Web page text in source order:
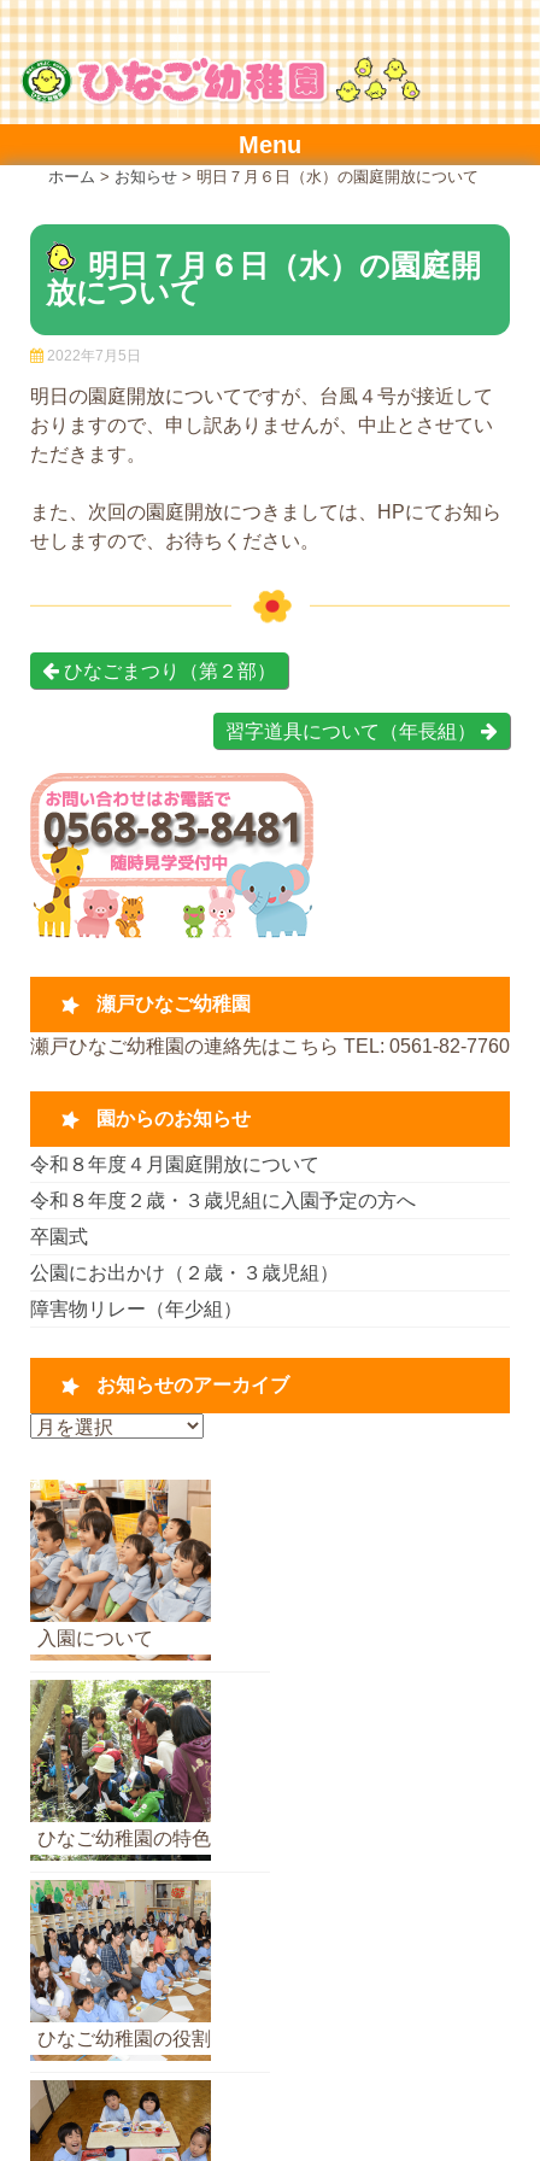
Skip
to
content
Menu
ホーム > お知らせ > 明日７月６日（水）の園庭開放について
明日７月６日（水）の園庭開
放について
2022年7月5日
明日の園庭開放についてですが、台風４号が接近して
おりますので、申し訳ありませんが、中止とさせてい
ただきます。
また、次回の園庭開放につきましては、HPにてお知ら
せしますので、お待ちください。
ひなごまつり（第２部）
習字道具について（年長組）
瀬戸ひなご幼稚園
瀬戸ひなご幼稚園の連絡先はこちら TEL: 0561-82-7760
園からのお知らせ
令和８年度４月園庭開放について
令和８年度２歳・３歳児組に入園予定の方へ
卒園式
公園にお出かけ（２歳・３歳児組）
障害物リレー（年少組）
お知らせのアーカイブ
お
ら
せ
の
ア
ー
カ
イ
ブ
入園について
ひなご幼稚園の特色
ひなご幼稚園の役割